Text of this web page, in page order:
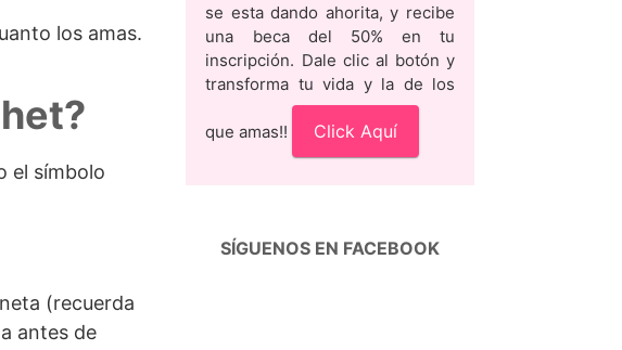
los amas.
el símbolo
(recuerda
antes de
se esta dando ahorita, y recibe
una beca del 50% en tu
inscripción. Dale clic al botón y
transforma tu vida y la de los
que amas!! Click Aquí
SÍGUENOS EN FACEBOOK